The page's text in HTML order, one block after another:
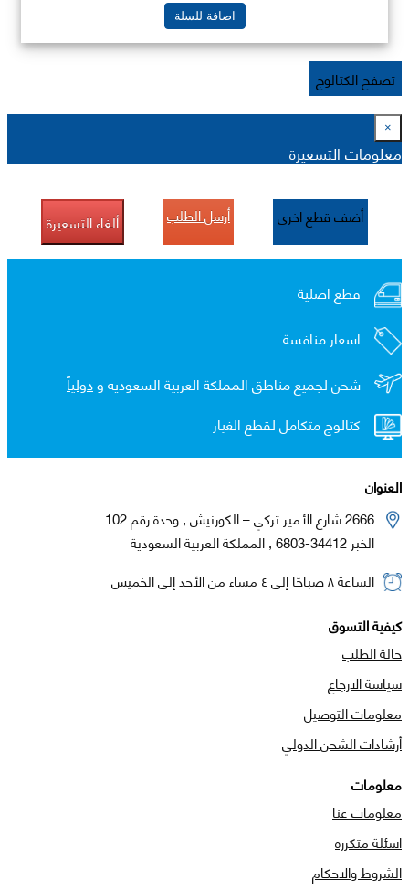
اضافة للسلة
تصفح الكتالوج
×
معلومات التسعيرة
أضف قطع اخرى أرسل الطلب ألغاء التسعيرة
قطع اصلية
اسعار منافسة
شحن لجميع مناطق المملكة العربية السعوديه ودولياً
كتالوج متكامل لقطع الغيار
العنوان
2666 شارع الأمير تركي – الكورنيش , وحدة رقم 102
الخبر 34412-6803 , المملكة العربية السعودية
الساعة ٨ صباحًا إلى ٤ مساء من الأحد إلى الخميس
كيفية التسوق
حالة الطلب
سياسة الارجاع
معلومات التوصيل
أرشادات الشحن الدولي
معلومات
معلومات عنا
اسئلة متكرره
الشروط والاحكام